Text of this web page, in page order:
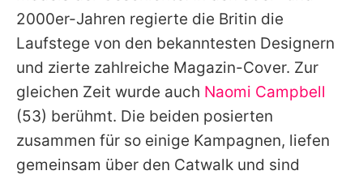
Nutzungsbedingungen
Utiq verwalten
2000er-Jahren regierte die Britin die
Laufstege von den bekanntesten Designern
und zierte zahlreiche Magazin-Cover. Zur
gleichen Zeit wurde auch Naomi Campbell
(53) berühmt. Die beiden posierten
zusammen für so einige Kampagnen, liefen
gemeinsam über den Catwalk und sind